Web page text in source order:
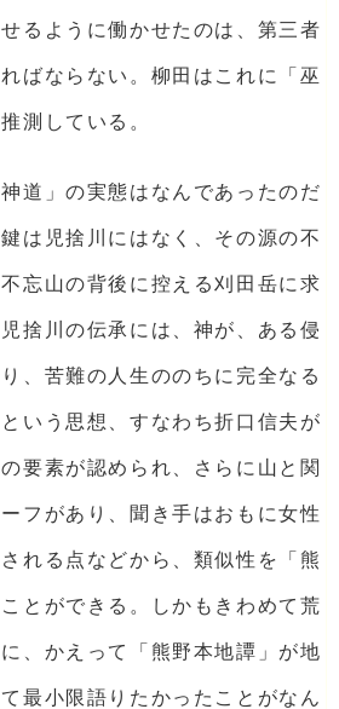
るように働かせたのは、第三者
ばならない。柳田はこれに「巫
測している。
道」の実態はなんであったのだ
は児捨川にはなく、その源の不
忘山の背後に控える刈田岳に求
捨川の伝承には、神が、ある侵
、苦難の人生ののちに完全なる
いう思想、すなわち折口信夫が
要素が認められ、さらに山と関
フがあり、聞き手はおもに女性
れる点などから、類似性を「熊
とができる。しかもきわめて荒
、かえって「熊野本地譚」が地
最小限語りたかったことがなん